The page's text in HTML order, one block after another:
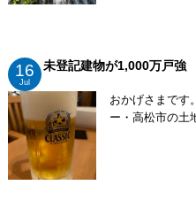
16
Jul
未登記建物が1,000万戸
おかげさまです
ー・高松市の土